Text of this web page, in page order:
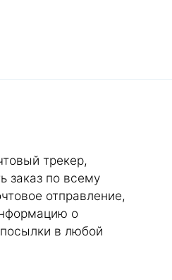
трекер,
заказ по всему
отправление,
о
в любой